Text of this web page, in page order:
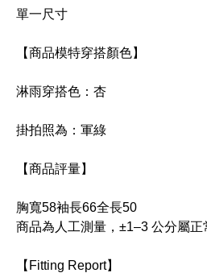
單一尺寸
【商品模特穿搭顏色】
淋雨穿搭色：杏
掛拍照為：軍綠
【商品評量】
胸寬58袖長66全長50
商品為人工測量，±1–3 公分屬正
【Fitting Report】